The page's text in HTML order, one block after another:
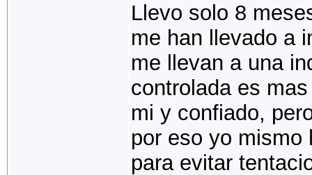
Llevo solo 8
me han llevado a
me llevan a una
controlada es
mi y confiado,
por eso yo mismo
para evitar